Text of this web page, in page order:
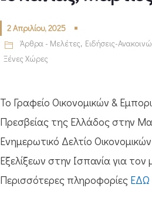
2 Απριλίου, 2025
Άρθρα - Μελέτες, Ειδήσεις-
Ξένες Χώρες
Το Γραφείο Οικονομικών &
Πρεσβείας της Ελλάδος στην
Ενημερωτικό Δελτίο
Εξελίξεων στην Ισπανία για
Περισσότερες πληροφορίες ΕΔΩ